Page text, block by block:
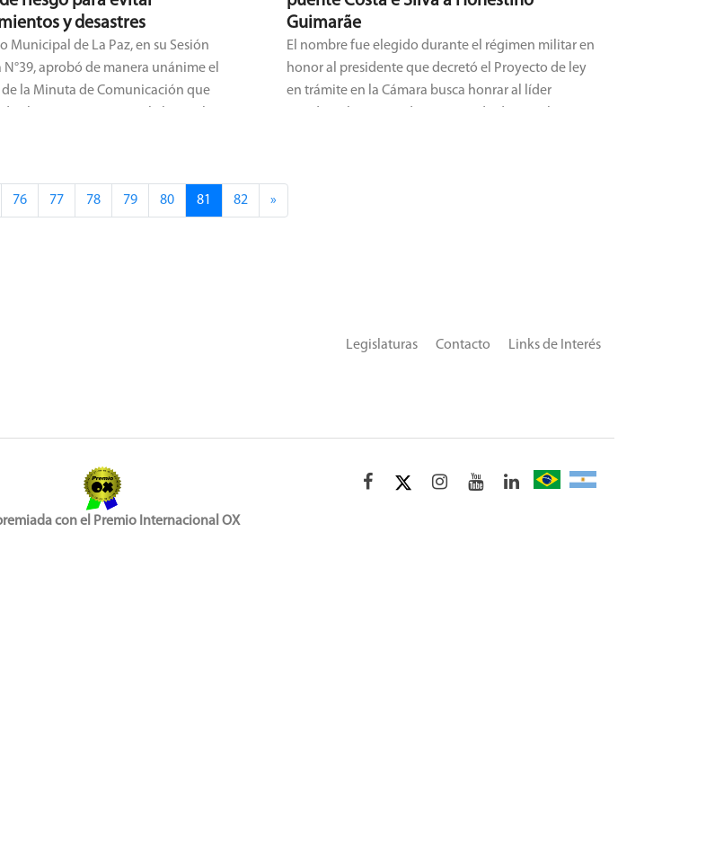
y desastres
Municipal de La Paz, en su Sesión
aprobó de manera unánime el
la Minuta de Comunicación que
Guimarãe
El nombre fue elegido durante el régimen militar en
honor al presidente que decretó el Proyecto de ley
en trámite en la Cámara busca honrar al líder
76 77 78 79 80 81 82 »
Links de Interés
Contacto
Legislaturas
con el Premio Internacional OX